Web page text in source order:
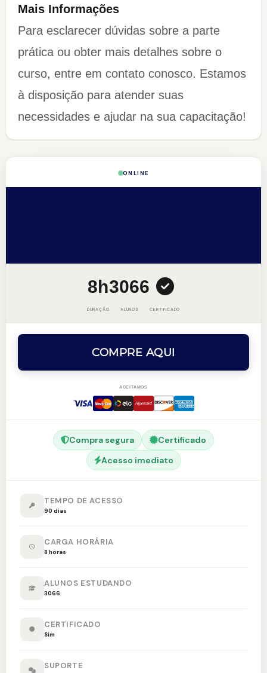
Mais Informações
Para esclarecer dúvidas sobre a parte
prática ou obter mais detalhes sobre o
curso, entre em contato conosco. Estamos
à disposição para atender suas
necessidades e ajudar na sua capacitação!
ONLINE
8h
DURAÇÃO
3066
ALUNOS CERTIFICADO
COMPRE AQUI
ACEITAMOS
Compra segura
Certificado
Acesso imediato
TEMPO DE ACESSO
90 dias
CARGA HORÁRIA
8 horas
ALUNOS ESTUDANDO
3066
CERTIFICADO
Sim
SUPORTE